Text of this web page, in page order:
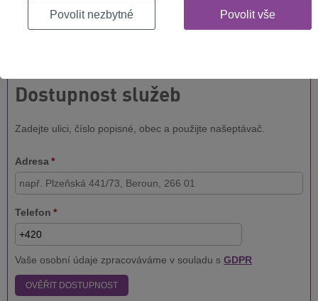
adrese
Dostupnost služeb
Zadejte ulici, číslo popisné, obec a použijte našeptávač.
Adresa *
Telefon *
Vaše osobní údaje zpracováváme v souladu s GDPR
OVĚŘIT DOSTUPNOST
Povolit nezbytné Povolit vše